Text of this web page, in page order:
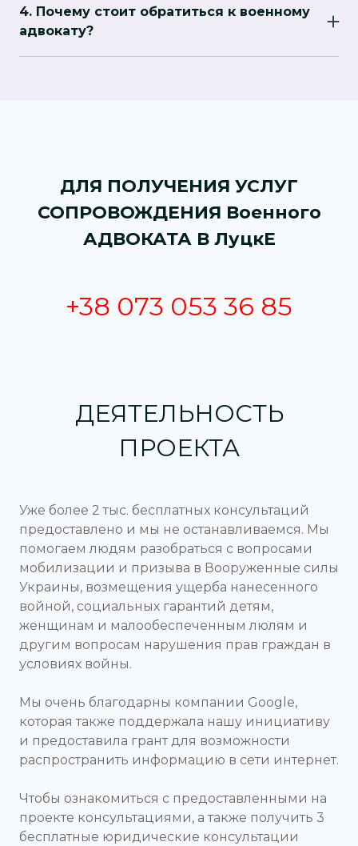
оперативно решать ваши вопросы.
4. Почему стоит обратиться к военному
адвокату?
ДЛЯ ПОЛУЧЕНИЯ УСЛУГ
СОПРОВОЖДЕНИЯ Военного
АДВОКАТА В ЛуцкЕ
+38 073 053 36 85
ДЕЯТЕЛЬНОСТЬ
ПРОЕКТА
Уже более 2 тыс. бесплатных консультаций
предоставлено и мы не останавливаемся. Мы
помогаем людям разобраться с вопросами
мобилизации и призыва в Вооруженные силы
Украины, возмещения ущерба нанесенного
войной, социальных гарантий детям,
женщинам и малообеспеченным люлям и
другим вопросам нарушения прав граждан в
условиях войны.
Мы очень благодарны компании Google,
которая также поддержала нашу инициативу
и предоставила грант для возможности
распространить информацию в сети интернет.
Чтобы ознакомиться с предоставленными на
проекте консультациями, а также получить 3
бесплатные юридические консультации